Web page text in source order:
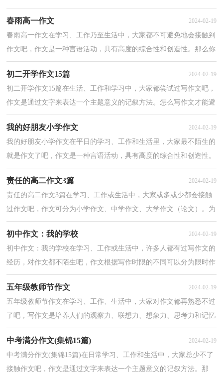
传说、新闻、通讯、小说等，都属于记叙文的范畴。那...
春雨高一作文 2024-02-19
春雨高一作文在学习、工作乃至生活中，大家都不可避免地会接触到
作文吧，作文是一种言语活动，具有高度的综合性和创造性。那么你
有了解过作文吗？以下是小编为大家整理的春雨高一作...
初二开学作文15篇 2024-02-19
初二开学作文15篇在生活、工作和学习中，大家都尝试过写作文吧，
作文是通过文字来表达一个主题意义的记叙方法。怎么写作文才能避
免踩雷呢？下面是小编帮大家整理的初二开学作文，希...
我的好朋友小学作文 2024-02-19
我的好朋友小学作文在平日的学习、工作和生活里，大家最不陌生的
就是作文了吧，作文是一种言语活动，具有高度的综合性和创造性。
你写作文时总是无从下笔？以下是小编整理的我的好朋...
责任的高二作文3篇 2024-02-19
责任的高二作文3篇在学习、工作或生活中，大家或多或少都会接触
过作文吧，作文可分为小学作文、中学作文、大学作文（论文）。为
了让您在写作文时更加简单方便，下面是小编整理的责任...
初中作文：我的学校 2024-02-19
初中作文：我的学校在学习、工作或生活中，许多人都有过写作文的
经历，对作文都不陌生吧，作文根据写作时限的不同可以分为限时作
文和非限时作文。那么你知道一篇好的作文该怎么写吗...
五年级教师节作文 2024-02-19
五年级教师节作文在学习、工作、生活中，大家对作文都再熟悉不过
了吧，写作文是培养人们的观察力、联想力、想象力、思考力和记忆
力的重要手段。一篇什么样的作文才能称之为优秀...
中考满分作文(集锦15篇) 2024-02-19
中考满分作文(集锦15篇)在日常学习、工作和生活中，大家总少不了
接触作文吧，作文是通过文字来表达一个主题意义的记叙方法。那